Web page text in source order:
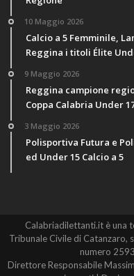
10 Maggio 2026
Calcio a 5 Femminile,
Reggina i titoli Élite
9 Maggio 2026
Reggina campione
Coppa Calabria Under
3 Maggio 2026
Polisportiva Futura e
ed Under 15 Calcio a 5
Calabriadilettanti.it è una
Tribunale Civile di Catanzaro,
numero
Direttore Responsabile